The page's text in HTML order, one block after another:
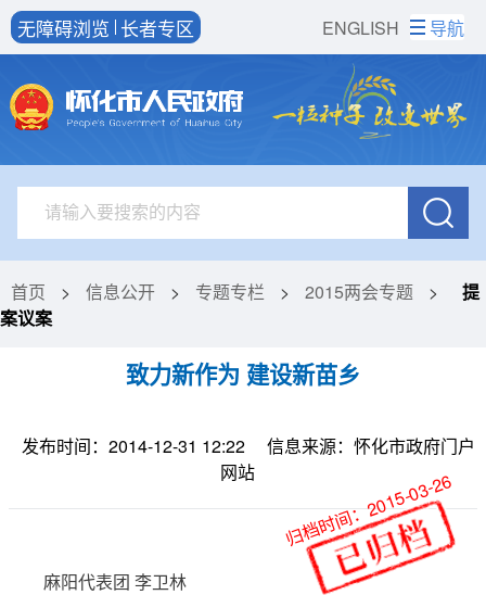
ENGLISH
无障碍浏览 长者专区 导航
首页 > 信息公开 > 专题专栏 > 2015两会专题 >
提
案议案
致力新作为 建设新苗乡
发布时间：2014-12-31 12:22
信息来源：怀化市政府门户
网站
麻阳代表团 李卫林
归档时间：2015-03-26